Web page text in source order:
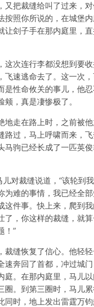
又把裁缝给叫了过来，
按照你所说的，在城堡
让刽子手在那内庭里，
这次连行李都没想到要
飞速逃命去了。这一次
是性命攸关的事儿，他忍
，真是凄惨极了。
地走在路上时，之前被
路过，马上呼啸而来，飞
马驹已经长成了一匹英
儿对裁缝说道，“该轮到
为难的事情，我已经全
这件事。快上来，爬到
了，你这样的裁缝，就算
！”
裁缝恢复了信心。他轻
速奔回了首都，冲过城
庭。在那内庭里，马儿以
圈。到第三圈时，马儿
同时，地上发出雷霆万钧